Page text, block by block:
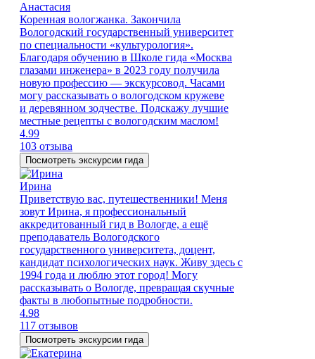
Анастасия
Коренная вологжанка. Закончила
Вологодский государственный университет
по специальности «культурология».
Благодаря обучению в Школе гида «Москва
глазами инженера» в 2023 году получила
новую профессию — экскурсовод. Часами
могу рассказывать о вологодском кружеве
и деревянном зодчестве. Подскажу лучшие
местные рецепты с вологодским маслом!
4.99
103 отзыва
Посмотреть экскурсии гида
Ирина
Приветствую вас, путешественники! Меня
зовут Ирина, я профессиональный
аккредитованный гид в Вологде, а ещё
преподаватель Вологодского
государственного университета, доцент,
кандидат психологических наук. Живу здесь с
1994 года и люблю этот город! Могу
рассказывать о Вологде, превращая скучные
факты в любопытные подробности.
4.98
117 отзывов
Посмотреть экскурсии гида